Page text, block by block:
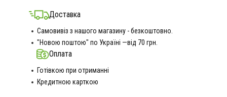
Доставка
Самовивіз з нашого магазину - безкоштовно.
"Новою поштою" по Україні —від 70 грн.
Оплата
Готівкою при отриманні
Кредитною карткою